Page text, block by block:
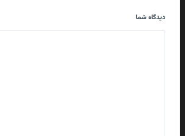
دیدگاه شما